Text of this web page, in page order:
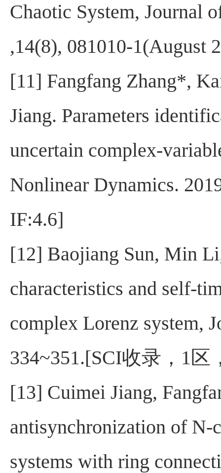
Chaotic System, Journal
,14(8), 081010-1(August
[11] Fangfang Zhang*,
Jiang. Parameters
uncertain complex-
Nonlinear Dynamics.
IF:4.6]
[12] Baojiang Sun, Min
characteristics and self-
complex Lorenz system,
334~351.[SCI收录， 1区
[13] Cuimei Jiang,
antisynchronization of N-
systems with ring